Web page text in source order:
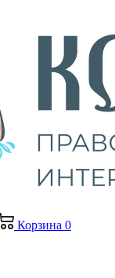
Корзина 0